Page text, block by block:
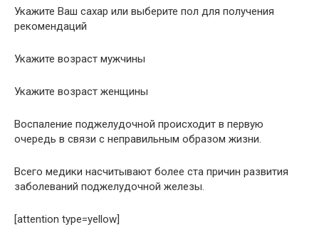
Укажите Ваш сахар или выберите пол для получения
рекомендаций
Укажите возраст мужчины
Укажите возраст женщины
Воспаление поджелудочной происходит в первую
очередь в связи с неправильным образом жизни.
Всего медики насчитывают более ста причин развития
заболеваний поджелудочной железы.
[attention type=yellow]